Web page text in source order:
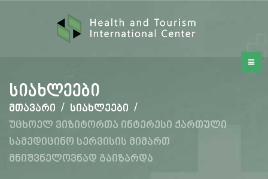
სიახლეები
მთავარი / სიახლეები /
უცხოელ ვიზიტორთა ინტერესი ქართული
სამედიცინო სერვისის მიმართ
მნიშვნელოვნად გაიზარდა